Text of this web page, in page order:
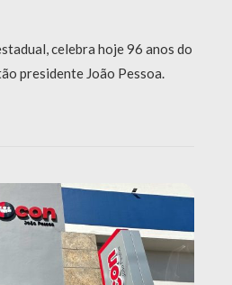
celebra hoje 96 anos do
presidente João Pessoa.